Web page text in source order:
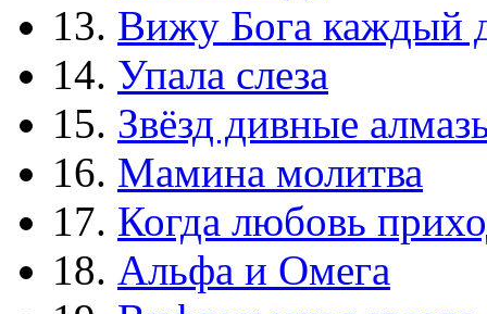
13. Вижу Бога каждый
14. Упала слеза
15. Звёзд дивные
16. Мамина молитва
17. Когда любовь
18. Альфа и Омега